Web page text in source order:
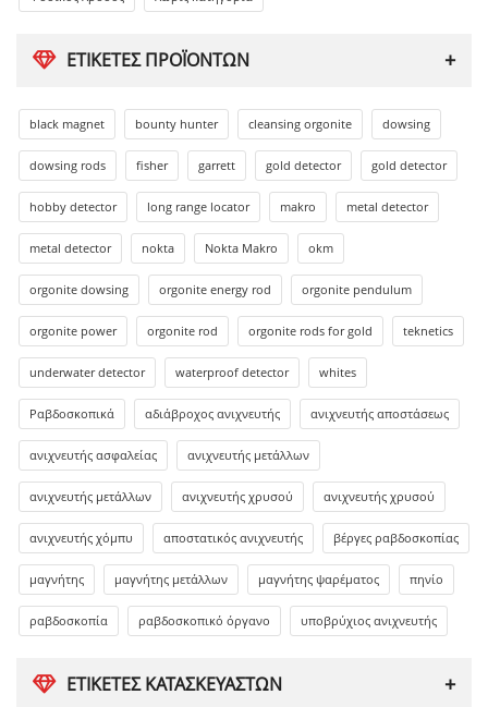
ΕΤΙΚΈΤΕΣ ΠΡΟΪΌΝΤΩΝ
black magnet bounty hunter cleansing orgonite dowsing
dowsing rods fisher garrett gold detector gold detector
hobby detector long range locator makro metal detector
metal detector nokta Nokta Makro okm
orgonite dowsing orgonite energy rod orgonite pendulum
orgonite power orgonite rod orgonite rods for gold teknetics
underwater detector waterproof detector whites
Ραβδοσκοπικά αδιάβροχος ανιχνευτής ανιχνευτής αποστάσεως
ανιχνευτής ασφαλείας ανιχνευτής μετάλλων
ανιχνευτής μετάλλων ανιχνευτής χρυσού ανιχνευτής χρυσού
ανιχνευτής χόμπυ αποστατικός ανιχνευτής βέργες ραβδοσκοπίας
μαγνήτης μαγνήτης μετάλλων μαγνήτης ψαρέματος πηνίο
ραβδοσκοπία ραβδοσκοπικό όργανο υποβρύχιος ανιχνευτής
ΕΤΙΚΈΤΕΣ ΚΑΤΑΣΚΕΥΑΣΤΏΝ